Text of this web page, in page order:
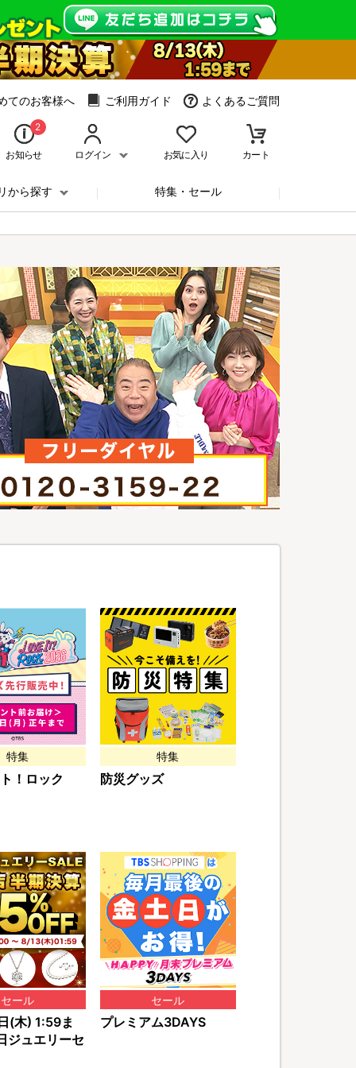
てのお客様へ ご利用ガイド よくあるご質問
2
お知らせ ログイン お気に入り カート
から探す 特集・セール
特集
！ロック
特集
防災グッズ
セール
(木) 1:59ま
ジュエリーセ
セール
プレミアム3DAYS